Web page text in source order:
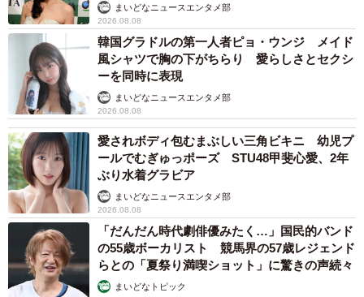
まず、「日本人で“スタイルが良いと思う有名人”」を複数回
答可で答えてもらったところ、1位は「菜々緒」さん
（49.2％）でした。次いで、2位「冨永愛」さん
（34.2％）、3位「米倉涼子」さん（31.6％）、4位「長澤
まさみ」さん（21.0％）、5位「北川景子」さん
（14.2％）、6位「田中みな実」さん（13.4％）と続きまし
た。
「菜々緒」さんを選んだ人からは、「足が長い」（20
代）、「背が高くて、ウエストも脚も細くてスラッとして
いるから」（20代）、「小顔で手脚が長くて日本人離れし
たスタイルの良さだと思う」（30代）といった声が集まり
ました。
まいどなニュースエンタメ部
2026.08.08
韓国グラドルの第一人者ピョ・ウンジ メイド
風シャツで胸の下がちらり 愛らしさとセクシ
ーを同時に表現
まいどなニュースエンタメ部
2026.08.08
愛されボディ包むまぶしい三角ビキニ 幼児プ
ールでむぎゅっポーズ STU48甲斐心愛、2年
ぶり水着グラビア
まいどなニュースエンタメ部
2026.08.08
「だんだん時代劇俳優みたく…」国民的バンド
の55歳ボーカリスト 競馬界の57歳レジェンド
らとの「夏祭り満喫ショット」に驚きの声続々
まいどなトピック